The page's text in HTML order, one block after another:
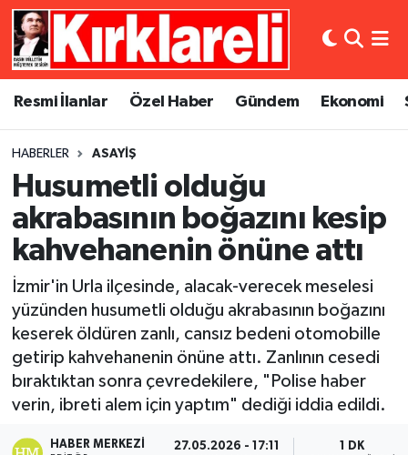
Resmi İlanlar Özel Haber Gündem Ekonomi
HABERLER ASAYIŞ
Husumetli olduğu
akrabasının boğazını kesip
kahvehanenin önüne attı
İzmir'in Urla ilçesinde, alacak-verecek meselesi
yüzünden husumetli olduğu akrabasının boğazını
keserek öldüren zanlı, cansız bedeni otomobille
getirip kahvehanenin önüne attı. Zanlının cesedi
bıraktıktan sonra çevredekilere, "Polise haber
verin, ibreti alem için yaptım" dediği iddia edildi.
HABER MERKEZI 27.05.2026 - 17:11 1 DK
Resmi İlanlar
Gündem
Ekonomi
Siyaset
Spor
Asayiş
Dünya
Eğitim
Kültür Sanat
Magazin
Medya
Künye
Gizlilik Sözleşmesi
Merkez Nöbetçi Eczaneler
Merkez Trafik Yoğunluk Haritası
Süper Lig Puan Durumu ve Fikstür
Tüm Manşetler
Son Dakika Haberleri
Haber Arşivi